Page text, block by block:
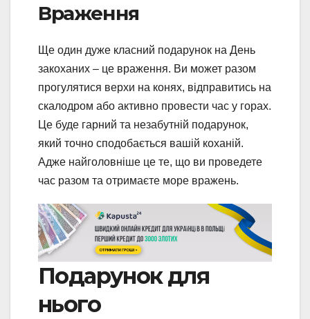
Враження
Ще один дуже класний подарунок на День
закоханих – це враження. Ви может разом
прогулятися верхи на конях, відправитись на
скалодром або активно провести час у горах.
Це буде гарний та незабутній подарунок,
який точно сподобається вашій коханій.
Адже найголовніше це те, що ви проведете
час разом та отримаєте море вражень.
Подарунок для
нього